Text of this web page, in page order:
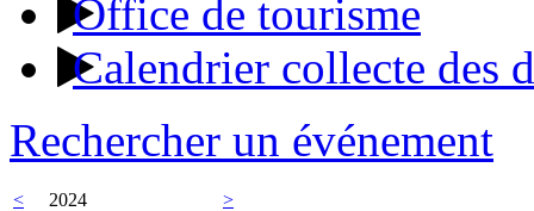
Office de tourisme
Calendrier collecte des
Rechercher un événement
< 2024
>